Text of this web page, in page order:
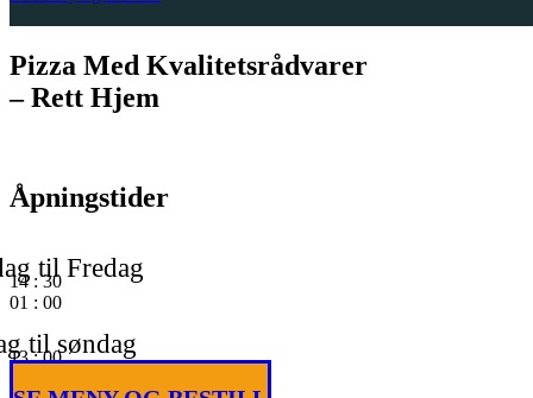
Pizza Med Kvalitetsrådvarer
– Rett Hjem
Åpningstider
til Fredag
14 : 30
01 : 00
til søndag
13: 00